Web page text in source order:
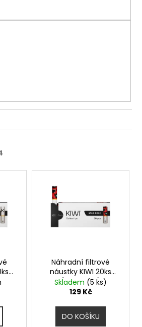
Náhradní filtrové
náustky KIWI 20ks
(Wild Rose)
Skladem (5 ks)
129 Kč
DO KOŠÍKU